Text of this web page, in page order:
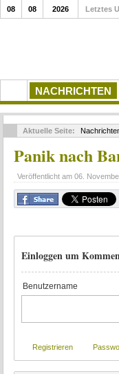
NACHRICHTEN
08 08 2026 Letztes
Aktuelle Seite:
Panik nach
Veröffentlicht am 06.
Einloggen um
Benutzername
Registrieren